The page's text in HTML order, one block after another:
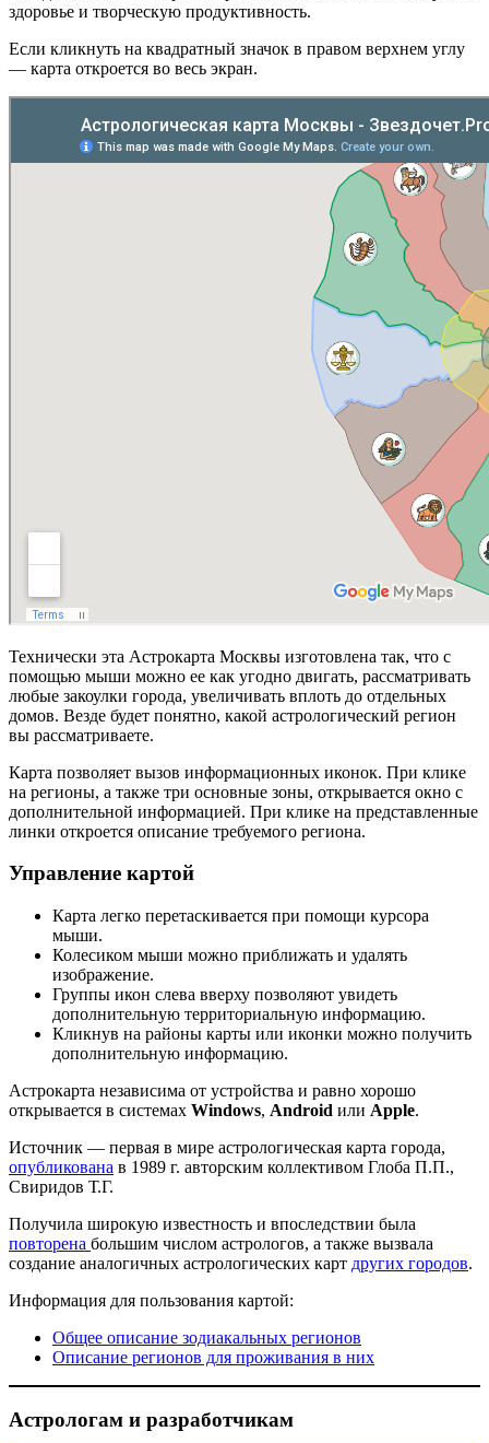
здоровье и творческую продуктивность.
Если кликнуть на квадратный значок в правом верхнем углу
— карта откроется во весь экран.
Технически эта Астрокарта Москвы изготовлена так, что с
помощью мыши можно ее как угодно двигать, рассматривать
любые закоулки города, увеличивать вплоть до отдельных
домов. Везде будет понятно, какой астрологический регион
вы рассматриваете.
Карта позволяет вызов информационных иконок. При клике
на регионы, а также три основные зоны, открывается окно с
дополнительной информацией. При клике на представленные
линки откроется описание требуемого региона.
Управление картой
Карта легко перетаскивается при помощи курсора
мыши.
Колесиком мыши можно приближать и удалять
изображение.
Группы икон слева вверху позволяют увидеть
дополнительную территориальную информацию.
Кликнув на районы карты или иконки можно получить
дополнительную информацию.
Астрокарта независима от устройства и равно хорошо
открывается в системах Windows, Android или Apple.
Источник — первая в мире астрологическая карта города,
опубликована в 1989 г. авторским коллективом Глоба П.П.,
Свиридов Т.Г.
Получила широкую известность и впоследствии была
повторена большим числом астрологов, а также вызвала
создание аналогичных астрологических карт других городов.
Информация для пользования картой:
Общее описание зодиакальных регионов
Описание регионов для проживания в них
Астрологам и разработчикам